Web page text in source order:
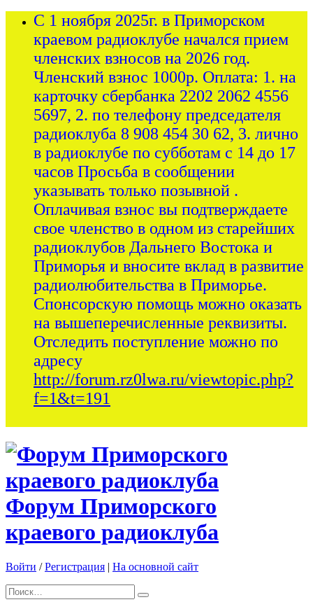
С 1 ноября 2025г. в Приморском
краевом радиоклубе начался прием
членских взносов на 2026 год.
Членский взнос 1000р. Оплата: 1. на
карточку сбербанка 2202 2062 4556
5697, 2. по телефону председателя
радиоклуба 8 908 454 30 62, 3. лично
в радиоклубе по субботам с 14 до 17
часов Просьба в сообщении
указывать только позывной .
Оплачивая взнос вы подтверждаете
свое членство в одном из старейших
радиоклубов Дальнего Востока и
Приморья и вносите вклад в развитие
радиолюбительства в Приморье.
Спонсорскую помощь можно оказать
на вышеперечисленные реквизиты.
Отследить поступление можно по
адресу
http://forum.rz0lwa.ru/viewtopic.php?
f=1&t=191
Форум Приморского
краевого радиоклуба
Войти /Регистрация | На основной сайт